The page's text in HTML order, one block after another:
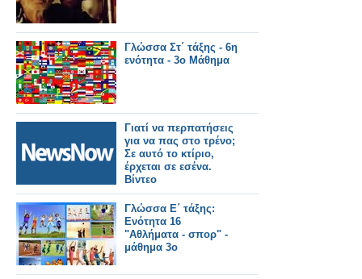
Γλώσσα Στ΄ τάξης - 6η
ενότητα - 3ο Μάθημα
Γιατί να περπατήσεις
για να πας στο τρένο;
Σε αυτό το κτίριο,
έρχεται σε εσένα.
Βίντεο
Γλώσσα Ε΄ τάξης:
Ενότητα 16
"Αθλήματα - σπορ" -
μάθημα 3ο